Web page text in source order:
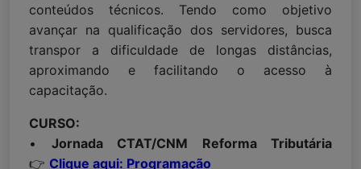
conteúdos técnicos. Tendo como objetivo
avançar na qualificação dos servidores, busca
transpor a dificuldade de longas distâncias,
aproximando e facilitando o acesso à
capacitação.
CURSO:
• Jornada CTAT/CNM Reforma Tributária
👉 Clique aqui: Programação